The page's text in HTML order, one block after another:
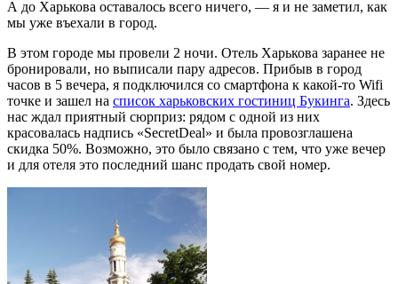
А до Харькова оставалось всего ничего, — я и не заметил, как
мы уже въехали в город.
В этом городе мы провели 2 ночи. Отель Харькова заранее не
бронировали, но выписали пару адресов. Прибыв в город
часов в 5 вечера, я подключился со смартфона к какой-то Wifi
точке и зашел на список харьковских гостиниц Букинга. Здесь
нас ждал приятный сюрприз: рядом с одной из них
красовалась надпись «SecretDeal» и была провозглашена
скидка 50%. Возможно, это было связано с тем, что уже вечер
и для отеля это последний шанс продать свой номер.